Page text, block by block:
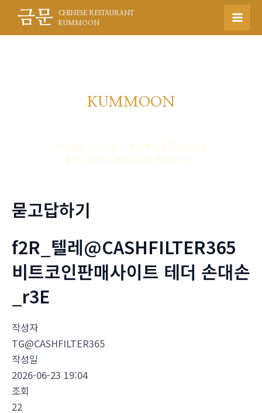
츠
금문
CHINESE RESTAURANT
KUMMOON
Main
KUMMOON
격조높은 서비스로 고객님께 정통 중화요리를
즐기실 수 있도록 최선을 다하겠습니다.
묻고답하기
f2R_텔레@CASHFILTER365
비트코인판매사이트 테더 손대손
_r3E
작성자
TG@CASHFILTER365
작성일
2026-06-23 19:04
조회
22